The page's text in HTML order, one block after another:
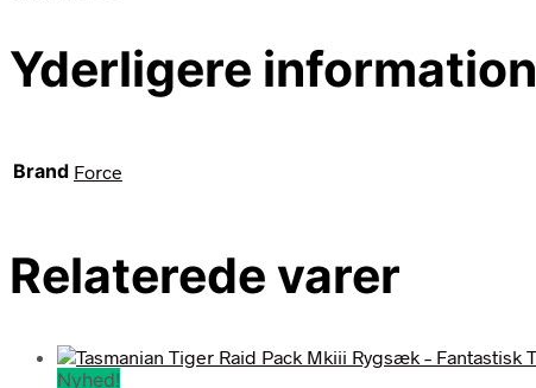
Yderligere information
Brand Force
Relaterede varer
Nyhed!